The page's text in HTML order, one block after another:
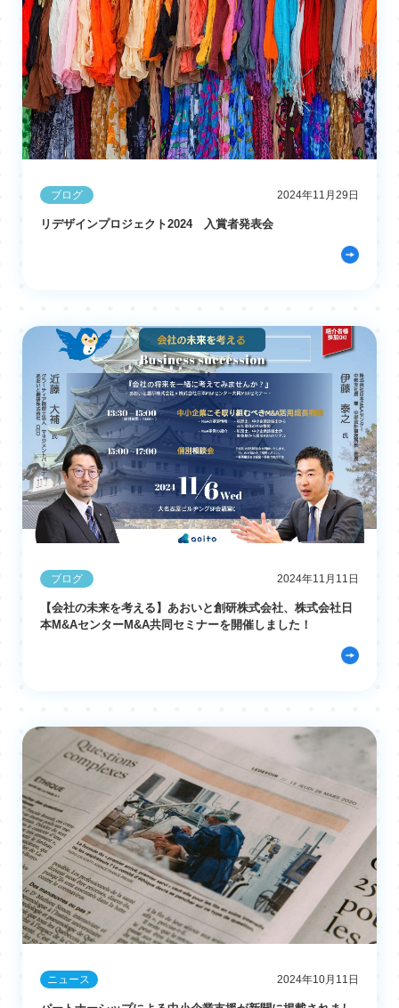
ブログ 2024年11月29日
リデザインプロジェクト2024 入賞者発表会
ブログ 2024年11月11日
【会社の未来を考える】あおいと創研株式会社、株式会社日
本M&AセンターM&A共同セミナーを開催しました！
ニュース 2024年10月11日